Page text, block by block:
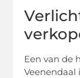
Een van de